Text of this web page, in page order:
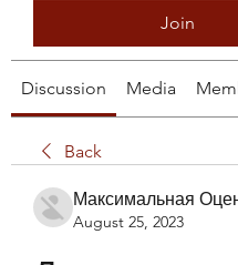
Join
Discussion Media
Back
Максимальная
August 25, 2023